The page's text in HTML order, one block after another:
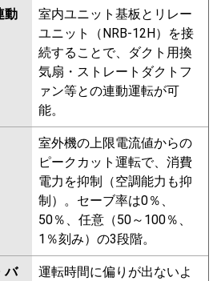
動
室内ユニット基板とリレー
ユニット（NRB-12H）を接
続することで、ダクト用換
気扇・ストレートダクトフ
ァン等との連動運転が可
能。
室外機の上限電流値からの
ピークカット運転で、消費
電力を抑制（空調能力も抑
制）。セーブ率は0％、
50％、任意（50～100％、
1％刻み）の3段階。
バ
運転時間に偏りが出ないよ